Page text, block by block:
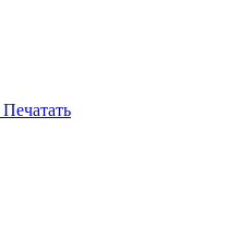
Печатать